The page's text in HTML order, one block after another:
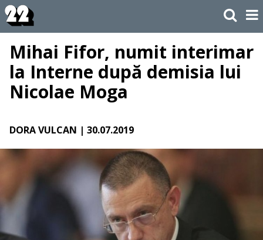
Mihai Fifor, numit interimar
la Interne după demisia lui
Nicolae Moga
DORA VULCAN | 30.07.2019